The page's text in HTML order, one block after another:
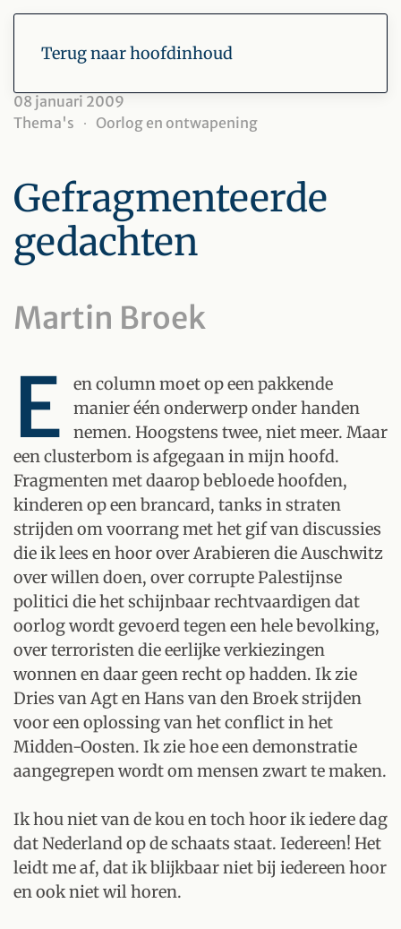
Terug naar hoofdinhoud
08 januari 2009
Thema's
Oorlog en ontwapening
Gefragmenteerde
gedachten
Martin Broek
E
en column moet op een pakkende
manier één onderwerp onder handen
nemen. Hoogstens twee, niet meer. Maar
een clusterbom is afgegaan in mijn hoofd.
Fragmenten met daarop bebloede hoofden,
kinderen op een brancard, tanks in straten
strijden om voorrang met het gif van discussies
die ik lees en hoor over Arabieren die Auschwitz
over willen doen, over corrupte Palestijnse
politici die het schijnbaar rechtvaardigen dat
oorlog wordt gevoerd tegen een hele bevolking,
over terroristen die eerlijke verkiezingen
wonnen en daar geen recht op hadden. Ik zie
Dries van Agt en Hans van den Broek strijden
voor een oplossing van het conflict in het
Midden-Oosten. Ik zie hoe een demonstratie
aangegrepen wordt om mensen zwart te maken.
Ik hou niet van de kou en toch hoor ik iedere dag
dat Nederland op de schaats staat. Iedereen! Het
leidt me af, dat ik blijkbaar niet bij iedereen hoor
en ook niet wil horen.